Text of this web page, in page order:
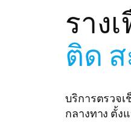
ราง
ติด
บริการตรวจเ
กลางทาง ตั้ง